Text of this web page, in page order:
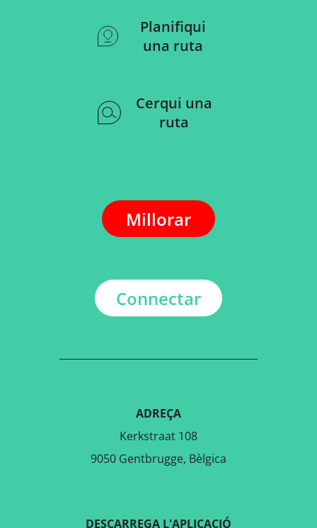
Planifiqui
una ruta
Cerqui una
ruta
Millorar
Connectar
ADREÇA
Kerkstraat 108
9050 Gentbrugge, Bèlgica
DESCARREGA L'APLICACIÓ